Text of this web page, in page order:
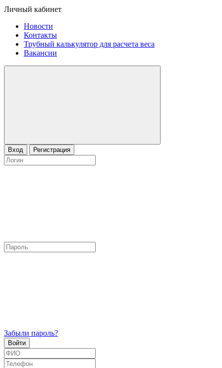
Личный кабинет
Новости
Контакты
Трубный калькулятор для расчета веса
Вакансии
Вход Регистрация
Забыли пароль?